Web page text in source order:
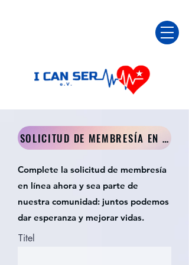
SOLICITUD DE MEMBRESÍA EN LÍNEA
Complete la solicitud de membresía
en línea ahora y sea parte de
nuestra comunidad: juntos podemos
dar esperanza y mejorar vidas.
Titel